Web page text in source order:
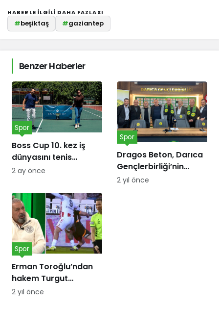
HABERLE ILGILI DAHA FAZLASI
#beşiktaş #gaziantep
Benzer Haberler
Boss Cup 10. kez iş
dünyasını tenis
kortunda
Spor
2 ay önce
Dragos Beton, Darıca
Gençlerbirliği’nin
forma göğüs
Spor
2 yıl önce
Erman Toroğlu’ndan
hakem Turgut
Doman’a ‘Barış Alper
Spor
2 yıl önce